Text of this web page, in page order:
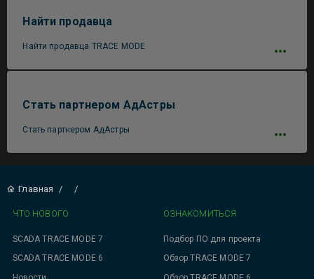
Найти продавца
Найти продавца TRACE MODE
Стать партнером АдАстры
Стать партнером АдАстры
Главная / /
ЧТО НОВОГО
SCADA TRACE MODE 7
SCADA TRACE MODE 6
ОЗНАКОМИТЬСЯ
Подбор ПО для проекта
Обзор TRACE MODE 7